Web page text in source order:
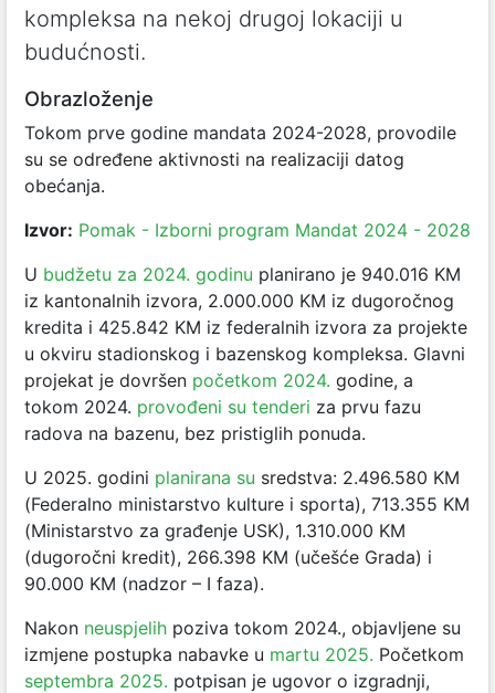
kompleksa na nekoj drugoj lokaciji u
budućnosti.
Obrazloženje
Tokom prve godine mandata 2024-2028, provodile
su se određene aktivnosti na realizaciji datog
obećanja.
Izvor: Pomak - Izborni program Mandat 2024 - 2028
U budžetu za 2024. godinu planirano je 940.016 KM
iz kantonalnih izvora, 2.000.000 KM iz dugoročnog
kredita i 425.842 KM iz federalnih izvora za projekte
u okviru stadionskog i bazenskog kompleksa. Glavni
projekat je dovršen početkom 2024. godine, a
tokom 2024. provođeni su tenderi za prvu fazu
radova na bazenu, bez pristiglih ponuda.
U 2025. godini planirana su sredstva: 2.496.580 KM
(Federalno ministarstvo kulture i sporta), 713.355 KM
(Ministarstvo za građenje USK), 1.310.000 KM
(dugoročni kredit), 266.398 KM (učešće Grada) i
90.000 KM (nadzor – I faza).
Nakon neuspjelih poziva tokom 2024., objavljene su
izmjene postupka nabavke u martu 2025. Početkom
septembra 2025. potpisan je ugovor o izgradnji,